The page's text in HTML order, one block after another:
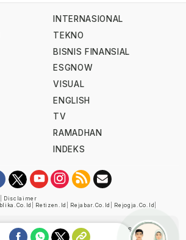
INTERNASIONAL
TEKNO
BISNIS FINANSIAL
ESGNOW
VISUAL
ENGLISH
TV
RAMADHAN
INDEKS
Disclaimer
Retizen.id Rejabar.co.id Rejogja.co.id
diverifikasi oleh Dewan Pers